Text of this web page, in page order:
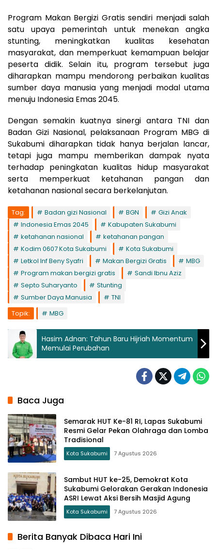
Program Makan Bergizi Gratis sendiri menjadi salah
satu upaya pemerintah untuk menekan angka
stunting, meningkatkan kualitas kesehatan
masyarakat, dan memperkuat kemampuan belajar
peserta didik. Selain itu, program tersebut juga
diharapkan mampu mendorong perbaikan kualitas
sumber daya manusia yang menjadi modal utama
menuju Indonesia Emas 2045.
Dengan semakin kuatnya sinergi antara TNI dan
Badan Gizi Nasional, pelaksanaan Program MBG di
Sukabumi diharapkan tidak hanya berjalan lancar,
tetapi juga mampu memberikan dampak nyata
terhadap peningkatan kualitas hidup masyarakat
serta memperkuat ketahanan pangan dan
ketahanan nasional secara berkelanjutan.
Tag: Badan gizi Nasional BGN
Gizi Anak
Indonesia Emas 2045
Kabupaten Sukabumi
ketahanan nasional
ketahanan pangan
Kodim 0607 Kota Sukabumi
Kota Sukabumi
Letkol Inf Beny Syafri
Makan Bergizi Gratis
MBG
Program makan bergizi gratis
Sandi Ibnu Aziz
Septo Suharyanto
Stunting
Sumber Daya Manusia
TNI
Topik:
MBG
Hasim Adnan: Tahun Baru Hijriah Momentum
Memulai Perubahan
Baca Juga
Semarak HUT Ke-81 RI, Lapas Sukabumi
Resmi Gelar Pekan Olahraga dan Lomba
Tradisional
Kota Sukabumi 7 Agustus 2026
Sambut HUT ke-25, Demokrat Kota
Sukabumi Gelorakan Gerakan Indonesia
ASRI Lewat Aksi Bersih Masjid Agung
Kota Sukabumi 7 Agustus 2026
Berita Banyak Dibaca Hari Ini